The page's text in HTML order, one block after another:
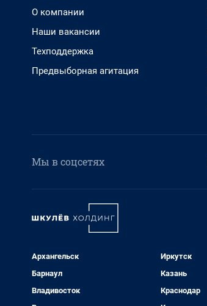
О компании
Наши вакансии
Техподдержка
Предвыборная агитация
Мы в соцсетях
Архангельск
Барнаул
Владивосток
Иркутск
Казань
Краснодар